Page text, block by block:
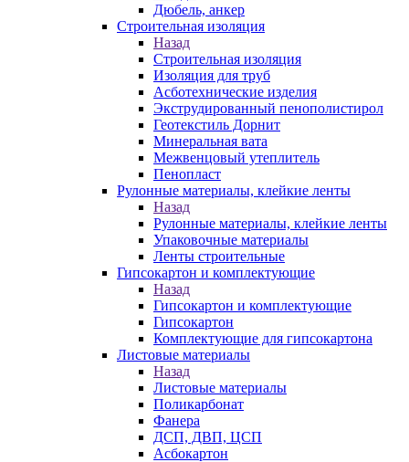
Дюбель, анкер
Строительная изоляция
Назад
Строительная изоляция
Изоляция для труб
Асботехнические изделия
Экструдированный пенополистирол
Геотекстиль Дорнит
Минеральная вата
Межвенцовый утеплитель
Пенопласт
Рулонные материалы, клейкие ленты
Назад
Рулонные материалы, клейкие ленты
Упаковочные материалы
Ленты строительные
Гипсокартон и комплектующие
Назад
Гипсокартон и комплектующие
Гипсокартон
Комплектующие для гипсокартона
Листовые материалы
Назад
Листовые материалы
Поликарбонат
Фанера
ДСП, ДВП, ЦСП
Асбокартон